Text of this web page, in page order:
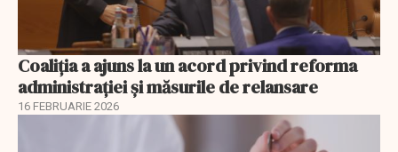
Coaliția a ajuns la un acord privind reforma
administrației și măsurile de relansare
16 FEBRUARIE 2026